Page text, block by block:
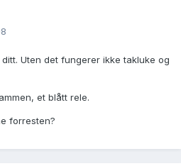
Uten det fungerer ikke takluke og
et blått rele.
forresten?